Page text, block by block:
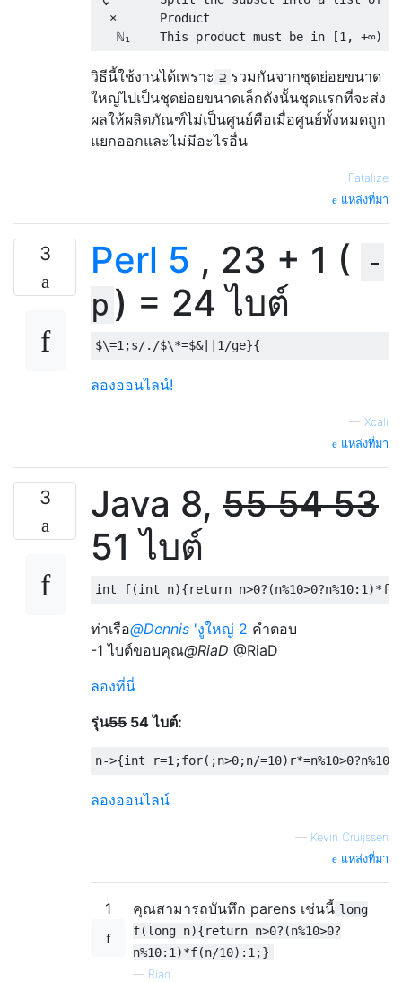
  ×      Product
วิธีนี้ใช้งานได้เพราะ ⊇ รวมกันจากชุดย่อยขนาด
ใหญ่ไปเป็นชุดย่อยขนาดเล็กดังนั้นชุดแรกที่จะส่ง
ผลให้ผลิตภัณฑ์ไม่เป็นศูนย์คือเมื่อศูนย์ทั้งหมดถูก
แยกออกและไม่มีอะไรอื่น
— Fatalize
แหล่งที่มา
3 Perl 5 , 23 + 1 ( -
p ) = 24 ไบต์
$\=1 ;s/./$\*=$&|| 1 /ge}{
ลองออนไลน์!
— Xcali
แหล่งที่มา
3 Java 8, 555453
51 ไบต์
int f(int n){return n>0?(n%10>0?n%10: 1 )*f
ท่าเรือ@Dennis 'งูใหญ่ 2 คำตอบ
-1 ไบต์ขอบคุณ@RiaD @RiaD
ลองที่นี่
รุ่น55 54 ไบต์:
n->{int r=1 ;for(;n>0;n/=10) r*=n%10>0?n%10
ลองออนไลน์
— Kevin Cruijssen
แหล่งที่มา
1 คุณสามารถบันทึก parens เช่นนี้ long
f(long n){return n>0?(n%10>0?
n%10:1)*f(n/10):1;}
— Riad